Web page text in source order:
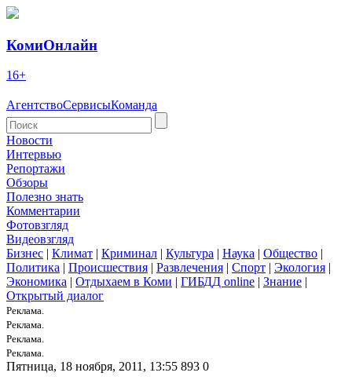
КомиОнлайн
16+
АгентствоСервисыКоманда
Новости
Интервью
Репортажи
Обзоры
Полезно знать
Комментарии
Фотовзгляд
Видеовзгляд
Бизнес | Климат | Криминал | Культура | Наука | Общество |
Политика | Происшествия | Развлечения | Спорт | Экология |
Экономика | Отдыхаем в Коми | ГИБДД online | Знание |
Открытый диалог
Реклама.
Реклама.
Реклама.
Реклама.
Пятница, 18 ноября, 2011, 13:55 893 0